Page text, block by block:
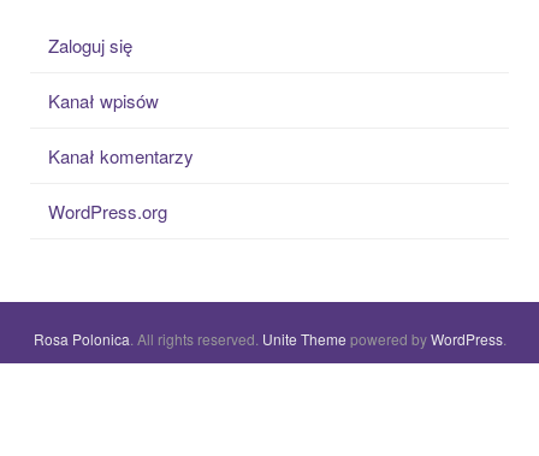
Zaloguj się
Kanał wpisów
Kanał komentarzy
WordPress.org
Rosa Polonica . All rights reserved. Unite Theme powered byWordPress.